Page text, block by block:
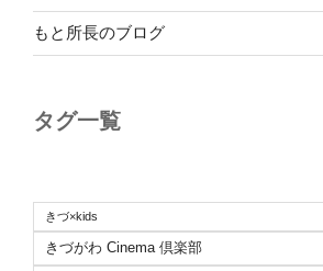
もと所長のブログ
タグ一覧
きづ×kids
きづがわ Cinema 倶楽部